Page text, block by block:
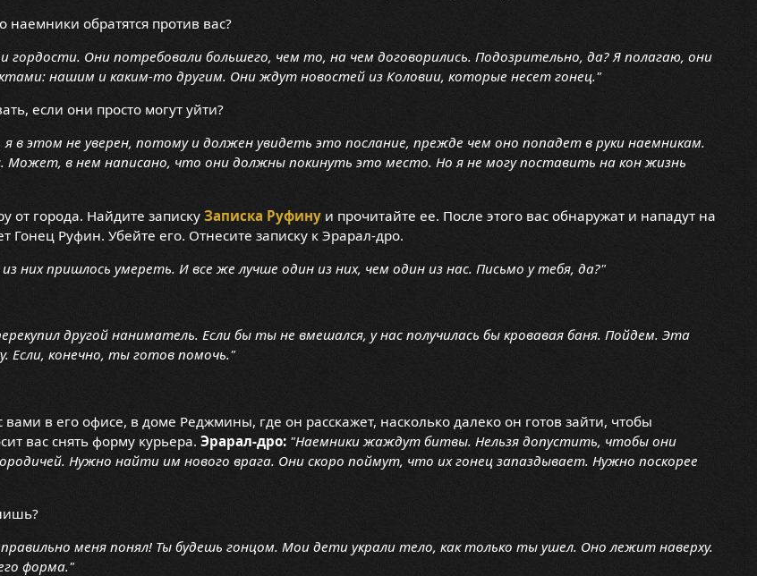
обратятся против вас?
гордости. Они потребовали большего, чем то, на чем договорились. Подозрительно, да? Я полагаю, они
нашим и каким-то другим. Они ждут новостей из Коловии, которые несет гонец."
если они просто могут уйти?
я в этом не уверен, потому и должен увидеть это послание, прежде чем оно попадет в руки наемникам.
в нем написано, что они должны покинуть это место. Но я не могу поставить на кон жизнь
от города. Найдите запискуЗаписка Руфину и прочитайте ее. После этого вас обнаружат и нападут на
Гонец Руфин. Убейте его. Отнесите записку к Эрарал-дро.
них пришлось умереть. И все же лучше один из них, чем один из нас. Письмо у тебя, да?"
другой наниматель. Если бы ты не вмешался, у нас получилась бы кровавая баня. Пойдем. Эта
Если, конечно, ты готов помочь."
вами в его офисе, в доме Реджмины, где он расскажет, насколько далеко он готов зайти, чтобы
вас снять форму курьера.Эрарал-дро: "Наемники жаждут битвы. Нельзя допустить, чтобы они
Нужно найти им нового врага. Они скоро поймут, что их гонец запаздывает. Нужно поскорее
меня понял! Ты будешь гонцом. Мои дети украли тело, как только ты ушел. Оно лежит наверху.
форма."